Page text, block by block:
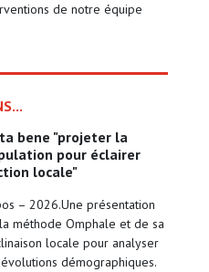
de notre équipe
pour éclairer
locale"
– 2026.Une présentation
méthode Omphale et de sa
locale pour analyser
démographiques.